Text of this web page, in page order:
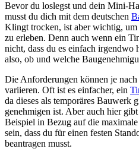
Bevor du loslegst und dein Mini-
musst du dich mit dem deutschen
Klingt trocken, ist aber wichtig, um
zu erleben. Denn auch wenn ein
nicht, dass du es einfach irgendwo
also, ob und welche
Die Anforderungen können je
variieren. Oft ist es einfacher, ein
da dieses als temporäres Bauwerk
genehmigen ist. Aber auch hier
Beispiel in Bezug auf die
sein, dass du für einen festen
beantragen musst.